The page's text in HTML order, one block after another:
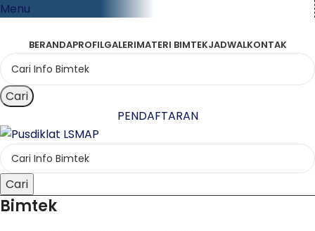
Menu
BERANDAPROFILGALERIMATERI BIMTEKJADWALKONTAK
Cari
PENDAFTARAN
Cari
Bimtek